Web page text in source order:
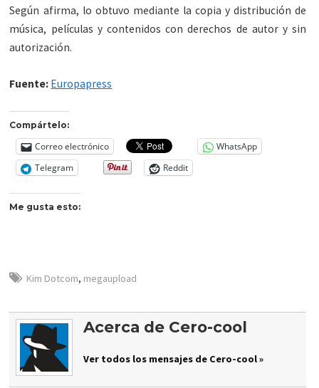
Según afirma, lo obtuvo mediante la copia y distribución de
música, películas y contenidos con derechos de autor y sin
autorización.
Fuente: Europapress
Compártelo:
Correo electrónico
WhatsApp
Telegram
Reddit
Me gusta esto:
Kim Dotcom, megaupload
Acerca de Cero-cool
Ver todos los mensajes de Cero-cool »